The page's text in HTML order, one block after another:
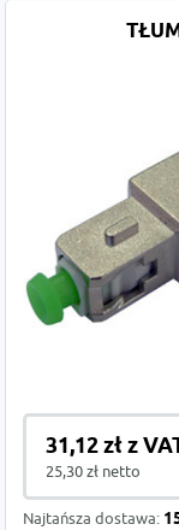
31,12 zł z
25,30 zł netto
Najtańsza dostawa: